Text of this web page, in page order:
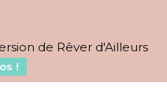
de Rêver d'Ailleurs
!